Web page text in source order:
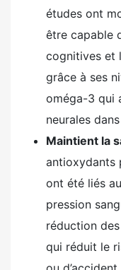
études ont
être capable
cognitives et
grâce à ses
oméga-3 qui
neurales
Maintient la
antioxydants
ont été liés
pression
réduction
qui réduit le